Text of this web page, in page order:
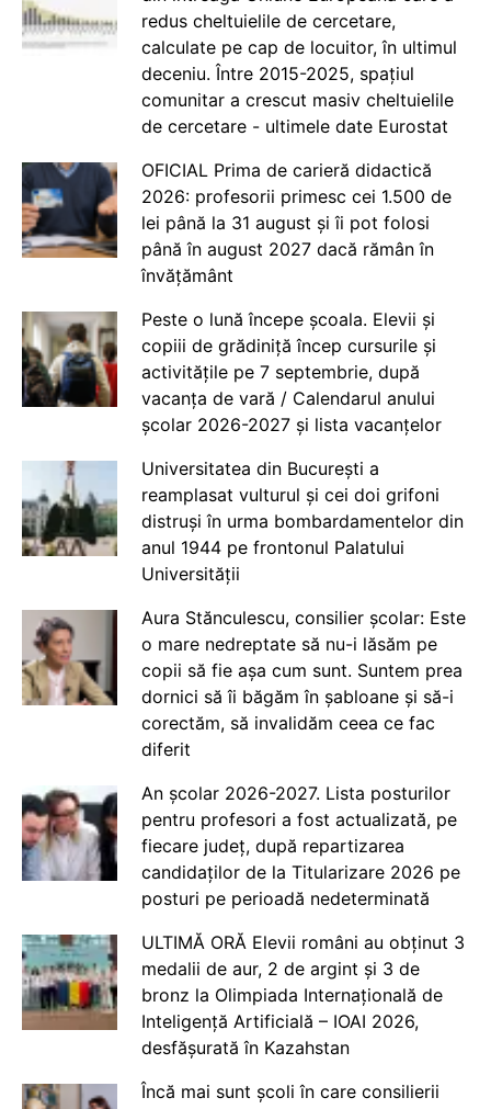
redus cheltuielile de cercetare,
calculate pe cap de locuitor, în ultimul
deceniu. Între 2015-2025, spațiul
comunitar a crescut masiv cheltuielile
de cercetare - ultimele date Eurostat
OFICIAL Prima de carieră didactică
2026: profesorii primesc cei 1.500 de
lei până la 31 august și îi pot folosi
până în august 2027 dacă rămân în
învățământ
Peste o lună începe școala. Elevii și
copiii de grădiniță încep cursurile și
activitățile pe 7 septembrie, după
vacanța de vară / Calendarul anului
școlar 2026-2027 și lista vacanțelor
Universitatea din București a
reamplasat vulturul și cei doi grifoni
distruși în urma bombardamentelor din
anul 1944 pe frontonul Palatului
Universității
Aura Stănculescu, consilier școlar: Este
o mare nedreptate să nu-i lăsăm pe
copii să fie așa cum sunt. Suntem prea
dornici să îi băgăm în șabloane și să-i
corectăm, să invalidăm ceea ce fac
diferit
An școlar 2026-2027. Lista posturilor
pentru profesori a fost actualizată, pe
fiecare județ, după repartizarea
candidaților de la Titularizare 2026 pe
posturi pe perioadă nedeterminată
ULTIMĂ ORĂ Elevii români au obținut 3
medalii de aur, 2 de argint și 3 de
bronz la Olimpiada Internațională de
Inteligență Artificială – IOAI 2026,
desfășurată în Kazahstan
Încă mai sunt școli în care consilierii